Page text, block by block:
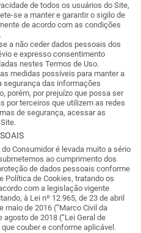
de todos os usuários do Site,
se a manter e garantir o sigilo de
de acordo com as condições
a não ceder dados pessoais dos
e expresso consentimento
nestes Termos de Uso.
medidas possíveis para manter a
segurança das informações
porém, por prejuízo que possa ser
por terceiros que utilizem as redes
de segurança, acessar as
Consumidor é levada muito a sério
ao cumprimento dos
de dados pessoais conforme
Política de Cookies, tratando os
com a legislação vigente
à Lei nº 12.965, de 23 de abril
maio de 2016 (“Marco Civil da
agosto de 2018 (“Lei Geral de
que couber e conforme aplicável.